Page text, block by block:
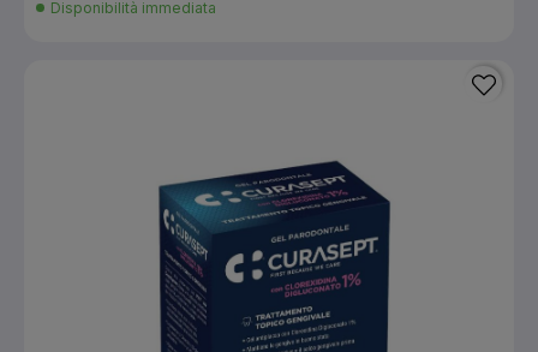
Disponibilità immediata